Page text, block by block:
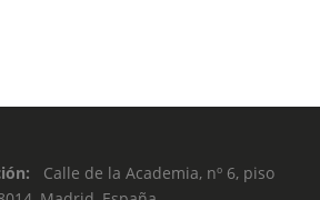
Calle de la Academia, nº 6, piso